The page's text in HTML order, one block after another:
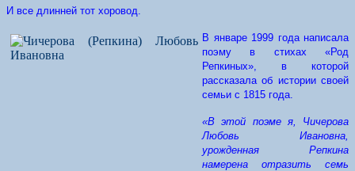
И все длинней тот хоровод.
В январе 1999 года написала
поэму в стихах «Род
Репкиных», в которой
рассказала об истории своей
семьи с 1815 года.
«В этой поэме я, Чичерова
Любовь Ивановна,
урожденная Репкина
намерена отразить семь